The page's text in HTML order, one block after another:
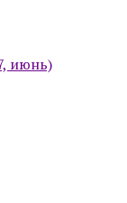
июнь)